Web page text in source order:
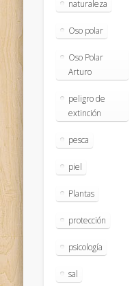
naturaleza
Oso polar
Oso Polar
Arturo
peligro de
extinción
pesca
piel
Plantas
protección
psicología
sal